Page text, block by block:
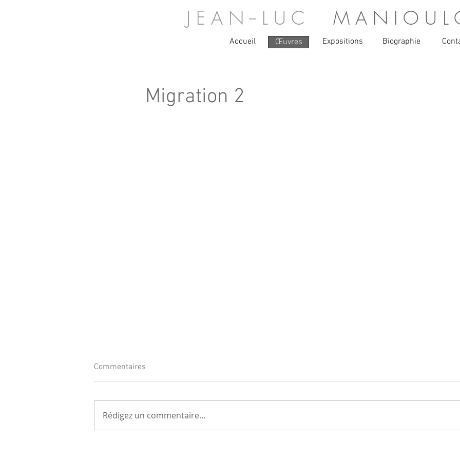
J E A N -- L U C M A N I O U L
Biographie
Expositions
Œuvres
Accueil
Migration 2
Commentaires
Rédigez un commentaire...